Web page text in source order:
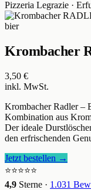
Pizzeria Legrazie ·
bier
Krombacher
3,50 €
inkl. MwSt.
Krombacher Radler –
Kombination aus
Der ideale
den erfrischenden
Jetzt bestellen →
⭐⭐⭐⭐⭐
4,9 Sterne · 1.031